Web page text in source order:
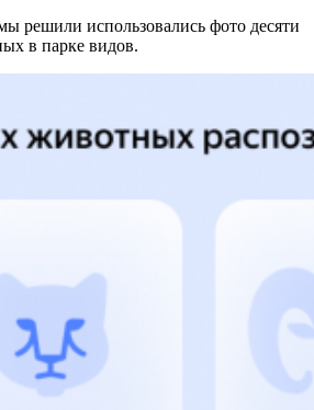
решили использовались фото десяти
в парке видов.